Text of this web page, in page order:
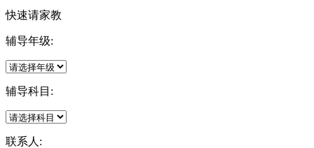
快速请家教
辅导年级:
辅导科目:
联系人: